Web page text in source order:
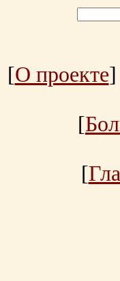
[О проекте
[
[